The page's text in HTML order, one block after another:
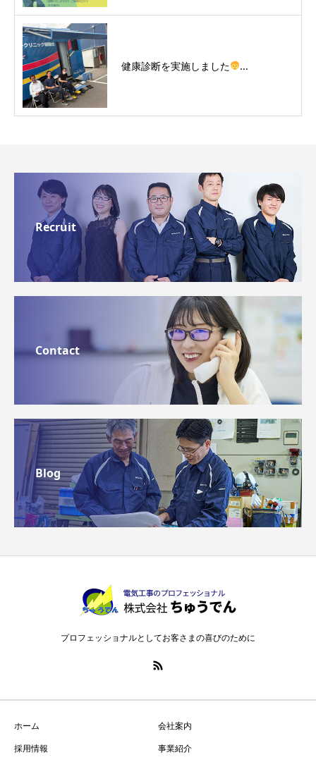
健康診断を実施しました ...
Recruit
Contact
Blog
プロフェッショナルとしてお客さまの喜びのために
ホーム
会社案内
採用情報
事業紹介